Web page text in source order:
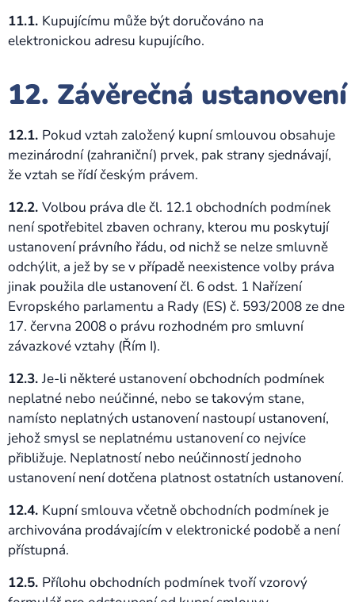
11.1. Kupujícímu může být doručováno na
elektronickou adresu kupujícího.
12. Závěrečná ustanovení
12.1. Pokud vztah založený kupní smlouvou obsahuje
mezinárodní (zahraniční) prvek, pak strany sjednávají,
že vztah se řídí českým právem.
12.2. Volbou práva dle čl. 12.1 obchodních podmínek
není spotřebitel zbaven ochrany, kterou mu poskytují
ustanovení právního řádu, od nichž se nelze smluvně
odchýlit, a jež by se v případě neexistence volby práva
jinak použila dle ustanovení čl. 6 odst. 1 Nařízení
Evropského parlamentu a Rady (ES) č. 593/2008 ze dne
17. června 2008 o právu rozhodném pro smluvní
závazkové vztahy (Řím I).
12.3.Je-li některé ustanovení obchodních podmínek
neplatné nebo neúčinné, nebo se takovým stane,
namísto neplatných ustanovení nastoupí ustanovení,
jehož smysl se neplatnému ustanovení co nejvíce
přibližuje. Neplatností nebo neúčinností jednoho
ustanovení není dotčena platnost ostatních ustanovení.
12.4. Kupní smlouva včetně obchodních podmínek je
archivována prodávajícím v elektronické podobě a není
přístupná.
12.5. Přílohu obchodních podmínek tvoří vzorový